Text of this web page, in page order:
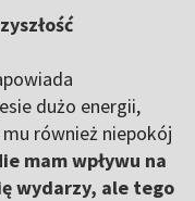
dużo energii,
również niepokój
mam wpływu na
wydarzy, ale tego